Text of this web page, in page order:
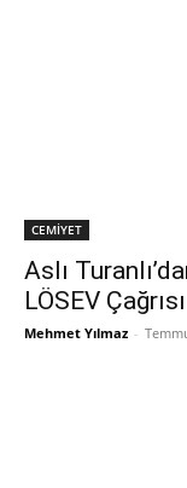
CEMİYET
Aslı
LÖSEV Çağrısı
Mehmet Yılmaz -